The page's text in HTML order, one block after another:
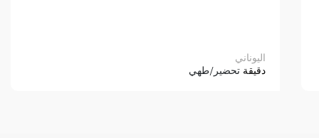
اليوناني
دقيقة تحضير/طهي